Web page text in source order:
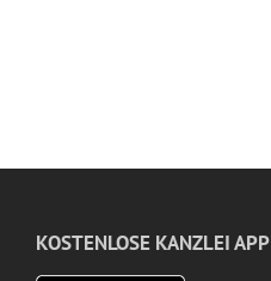
KOSTENLOSE KANZLEI APP